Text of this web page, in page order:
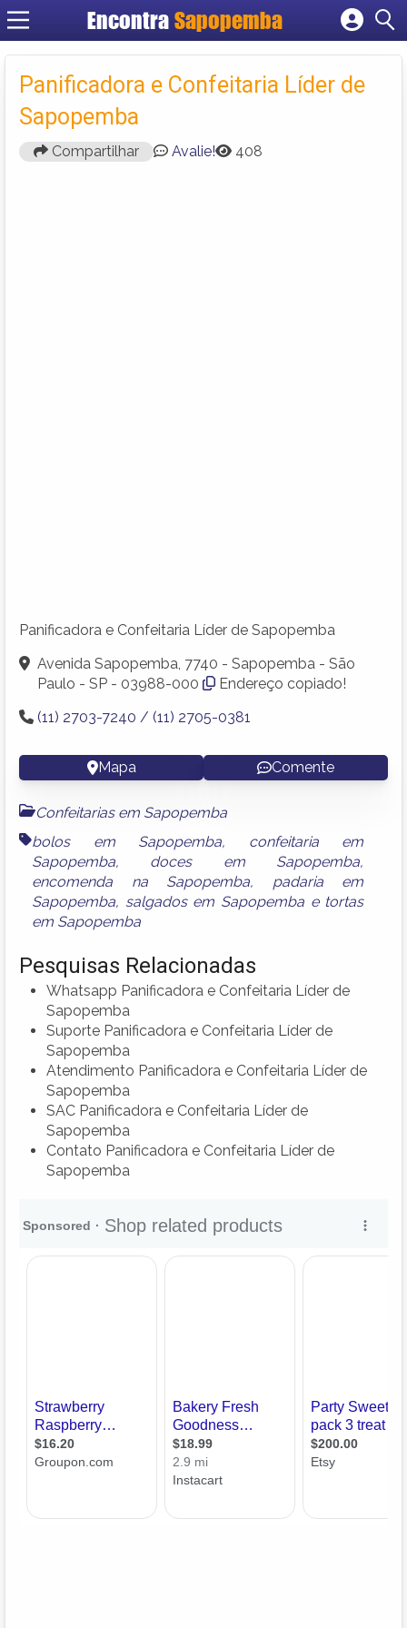
Encontra Sapopemba
Cadastrar empresa
Fazer login
Criar conta
Panificadora e Confeitaria Líder de
Sapopemba
Compartilhar Avalie! 408
Panificadora e Confeitaria Líder de Sapopemba
Avenida Sapopemba, 7740 - Sapopemba - São
Paulo - SP - 03988-000
Endereço copiado!
(11) 2703-7240 / (11) 2705-0381
Mapa Comente
Confeitarias em Sapopemba
bolos em Sapopemba, confeitaria em
Sapopemba, doces em Sapopemba,
encomenda na Sapopemba, padaria em
Sapopemba, salgados em Sapopemba e tortas
em Sapopemba
Pesquisas Relacionadas
Whatsapp Panificadora e Confeitaria Líder de
Sapopemba
Suporte Panificadora e Confeitaria Líder de
Sapopemba
Atendimento Panificadora e Confeitaria Líder de
Sapopemba
SAC Panificadora e Confeitaria Líder de
Sapopemba
Contato Panificadora e Confeitaria Líder de
Sapopemba